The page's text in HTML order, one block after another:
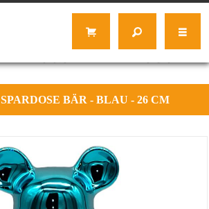
SPARDOSE BÄR - BLAU - 26 CM